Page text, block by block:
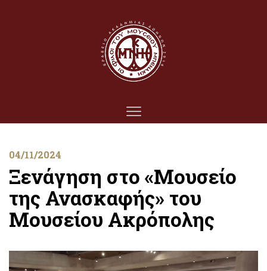
04/11/2024
Ξενάγηση στο «Μουσείο
της Ανασκαφής» του
Μουσείου Ακρόπολης